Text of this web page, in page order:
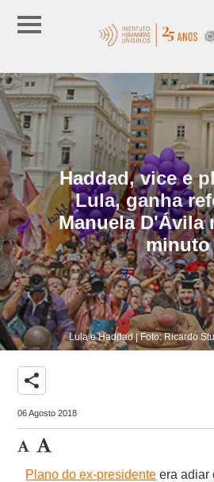
Haddad, vice e
Lula, ganha
Manuela D'Ávila
minuto
Lula e Haddad | Foto: Ricardo
share
06 Agosto 2018
Plano do ex-presidente era adiar